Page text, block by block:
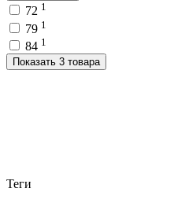
72 1
79 1
84 1
Показать 3 товара
Теги